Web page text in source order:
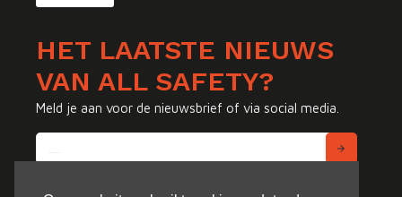
HET LAATSTE NIEUWS
VAN ALL SAFETY?
Meld je aan voor de nieuwsbrief of via social media.